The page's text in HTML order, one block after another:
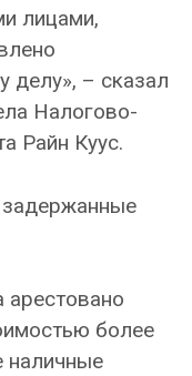
лицами,
делу», – сказал
Налогово-
Райн Куус.
арестовано
более
наличные